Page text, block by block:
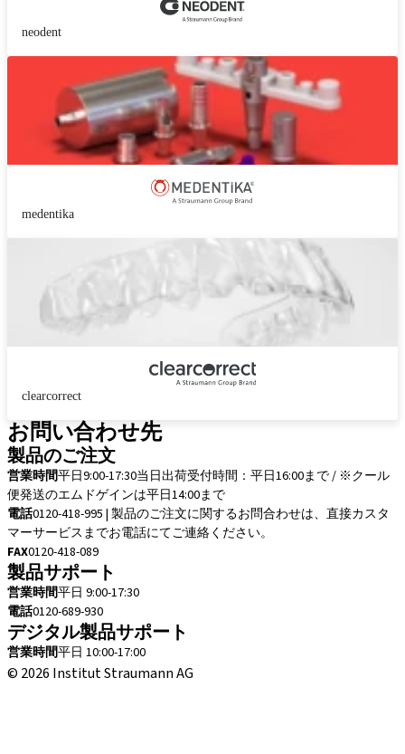
neodent
medentika
clearcorrect
お問い合わせ先
製品のご注文
営業時間平日9:00-17:30当日出荷受付時間：平日16:00まで / ※クール
便発送のエムドゲインは平日14:00まで
電話0120-418-995 | 製品のご注文に関するお問合わせは、直接カスタ
マーサービスまでお電話にてご連絡ください。
FAX0120-418-089
製品サポート
営業時間平日 9:00-17:30
電話0120-689-930
デジタル製品サポート
営業時間平日 10:00-17:00
© 2026 Institut Straumann AG